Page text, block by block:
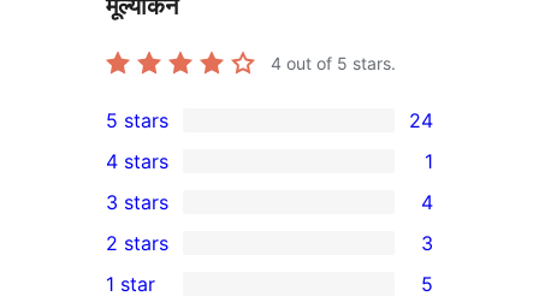
4 out of 5 stars.
24
5-
star
reviews
5 stars 24
4-
star
review
4 stars 1
4
3-
star
3 stars 4
2-
2 stars 3
1 star 5